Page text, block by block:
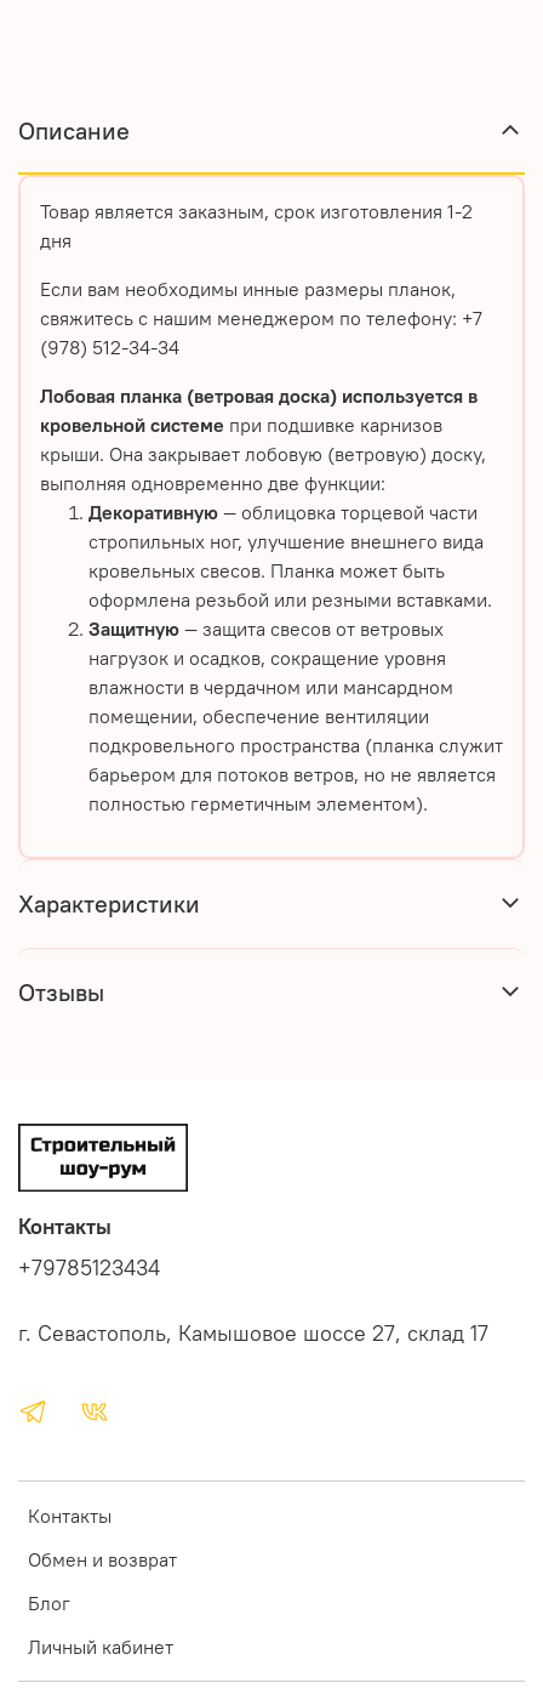
Описание
Товар является заказным, срок изготовления 1-2
дня
Если вам необходимы инные размеры планок,
свяжитесь с нашим менеджером по телефону: +7
(978) 512-34-34
Лобовая планка (ветровая доска) используется в
кровельной системе при подшивке карнизов
крыши. Она закрывает лобовую (ветровую) доску,
выполняя одновременно две функции:
Декоративную — облицовка торцевой части
стропильных ног, улучшение внешнего вида
кровельных свесов. Планка может быть
оформлена резьбой или резными вставками.
Защитную — защита свесов от ветровых
нагрузок и осадков, сокращение уровня
влажности в чердачном или мансардном
помещении, обеспечение вентиляции
подкровельного пространства (планка служит
барьером для потоков ветров, но не является
полностью герметичным элементом).
Характеристики
Отзывы
Контакты
Обмен и возврат
Блог
Личный кабинет
Контакты
+79785123434
г. Севастополь, Камышовое шоссе 27, склад 17